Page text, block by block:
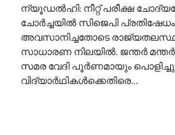
ന്യൂഡല്‍ഹി: നീറ്റ് പരീക്ഷ
ചോർച്ചയില്‍ സിജെപി പ്രതിഷേധം
അവസാനിച്ചതോടെ
സാധാരണ നിലയില്‍. ജന്തർ മന്തർ
സമര വേദി പൂർണമായും പൊളിച്ചു
വിദ്യാർഥികള്‍ക്കെതിരെ…